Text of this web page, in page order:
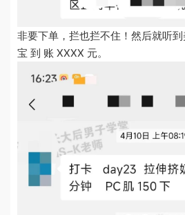
非要下单，拦也拦不住！然后就听
宝 到 账 XXXX 元。